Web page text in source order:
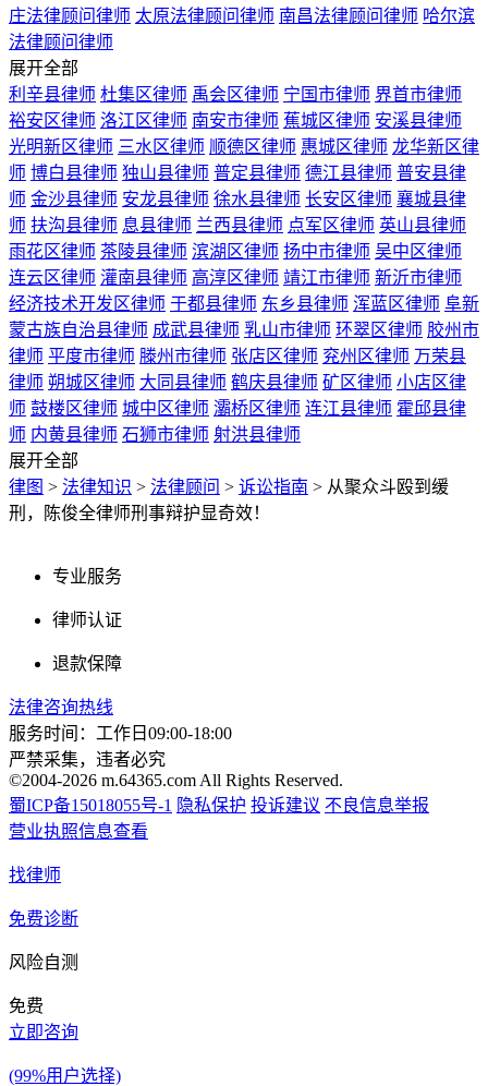
庄法律顾问律师 太原法律顾问律师 南昌法律顾问律师 哈尔滨
法律顾问律师
展开全部
利辛县律师 杜集区律师 禹会区律师 宁国市律师 界首市律师
裕安区律师 洛江区律师 南安市律师 蕉城区律师 安溪县律师
光明新区律师 三水区律师 顺德区律师 惠城区律师 龙华新区律
师 博白县律师 独山县律师 普定县律师 德江县律师 普安县律
师 金沙县律师 安龙县律师 徐水县律师 长安区律师 襄城县律
师 扶沟县律师 息县律师 兰西县律师 点军区律师 英山县律师
雨花区律师 茶陵县律师 滨湖区律师 扬中市律师 吴中区律师
连云区律师 灌南县律师 高淳区律师 靖江市律师 新沂市律师
经济技术开发区律师 于都县律师 东乡县律师 浑蓝区律师 阜新
蒙古族自治县律师 成武县律师 乳山市律师 环翠区律师 胶州市
律师 平度市律师 滕州市律师 张店区律师 兖州区律师 万荣县
律师 朔城区律师 大同县律师 鹤庆县律师 矿区律师 小店区律
师 鼓楼区律师 城中区律师 灞桥区律师 连江县律师 霍邱县律
师 内黄县律师 石狮市律师 射洪县律师
展开全部
律图 > 法律知识 > 法律顾问 > 诉讼指南 > 从聚众斗殴到缓
刑，陈俊全律师刑事辩护显奇效！
专业服务
律师认证
退款保障
法律咨询热线
服务时间：工作日09:00-18:00
严禁采集，违者必究
©2004-2026 m.64365.com All Rights Reserved.
蜀ICP备15018055号-1 隐私保护 投诉建议 不良信息举报
营业执照信息查看
找律师
免费诊断
风险自测
免费
立即咨询
(99%用户选择)